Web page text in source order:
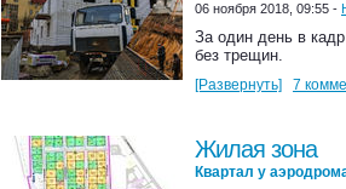
06 ноября 2018, 09:55 -
За один день в
без трещин.
[Развернуть] 7
Жилая зона
Квартал у